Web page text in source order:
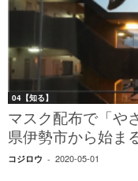
04【知る】
マスク配布で「や
県伊勢市から始ま
コジロウ - 2020-05-01